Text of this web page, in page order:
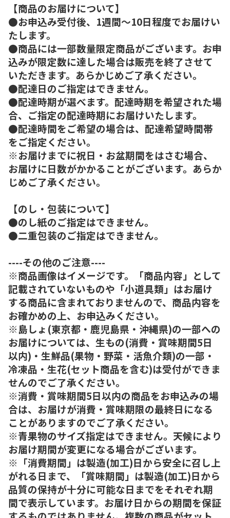
【商品のお届けについて】
●お申込み受付後、1週間～10日程度でお届けい
たします。
●商品には一部数量限定商品がございます。お申
込みが限定数に達した場合は販売を終了させて
いただきます。あらかじめご了承ください。
●配達日のご指定はできません。
●配達時期が選べます。配達時期を希望された場
合、ご指定の配達時期にお届けいたします。
●配達時間をご希望の場合は、配達希望時間帯
をご指定ください。
※お届けまでに祝日・お盆期間をはさむ場合、
お届けに日数がかかることがございます。あらか
じめご了承ください。
【のし・包装について】
●のし紙のご指定はできません。
●二重包装のご指定はできません。
----その他のご注意----
※商品画像はイメージです。「商品内容」として
記載されていないものや「小道具類」はお届け
する商品に含まれておりませんので、商品内容を
お確かめの上、お申込みください。
※島しょ(東京都・鹿児島県・沖縄県)の一部への
お届けについては、生もの(消費・賞味期間5日
以内)・生鮮品(果物・野菜・活魚介類)の一部・
冷凍品・生花(セット商品を含む)は受付ができま
せんのでご了承ください。
※消費・賞味期間5日以内の商品をお申込みの場
合は、お届けが消費・賞味期限の最終日になる
ことがありますのでご了承ください。
※青果物のサイズ指定はできません。天候により
お届け期間が変更になる場合がございます。
※「消費期間」は製造(加工)日から安全に召し上
がれる日まで、「賞味期間」は製造(加工)日から
品質の保持が十分に可能な日までをそれぞれ期
間で表示しています。お届け日からの期間を保証